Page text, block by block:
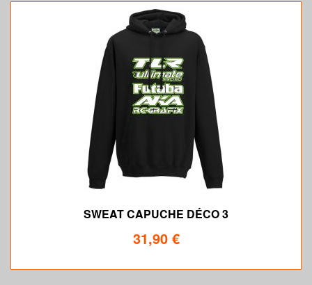
SWEAT CAPUCHE DÉCO 3
31,90 €